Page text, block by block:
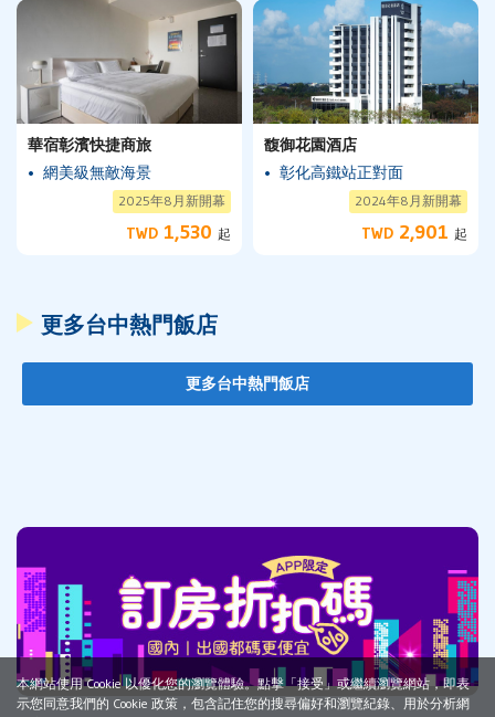
華宿彰濱快捷商旅
網美級無敵海景
2025年8月新開幕
TWD 1,530 起
馥御花園酒店
彰化高鐵站正對面
2024年8月新開幕
TWD 2,901 起
更多台中熱門飯店
更多台中熱門飯店
本網站使用 Cookie 以優化您的瀏覽體驗。點擊「接受」或繼續瀏覽網站，即表
示您同意我們的 Cookie 政策，包含記住您的搜尋偏好和瀏覽紀錄、用於分析網